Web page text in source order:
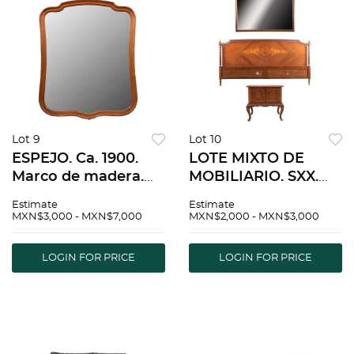
Lot 9
ESPEJO. Ca. 1900.
Marco de madera.
biselada. 5 capas de
de conservación 80 x
66 cm
Estimate
MXN$3,000 - MXN$7,000
LOGIN FOR PRICE
Lot 10
LOTE MIXTO DE
MOBILIARIO. SXX.
madera. Consta de
mesa de noche.
Estimate
MXN$2,000 - MXN$3,000
LOGIN FOR PRICE